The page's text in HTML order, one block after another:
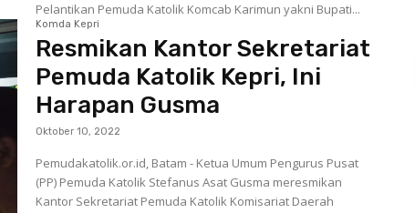
Pelantikan Pemuda Katolik Komcab Karimun yakni Bupati...
Komda Kepri
Resmikan Kantor Sekretariat
Pemuda Katolik Kepri, Ini
Harapan Gusma
Oktober 10, 2022
Pemudakatolik.or.id, Batam - Ketua Umum Pengurus Pusat
(PP) Pemuda Katolik Stefanus Asat Gusma meresmikan
Kantor Sekretariat Pemuda Katolik Komisariat Daerah